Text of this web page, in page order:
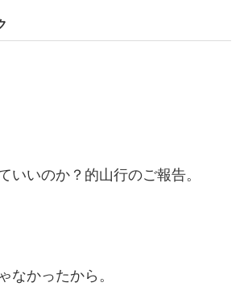
いいのか？的山行のご報告。
なかったから。